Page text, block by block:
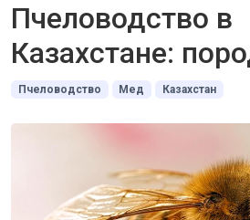
Пчеловодство в
Казахстане:
Пчеловодство Мед Казахстан